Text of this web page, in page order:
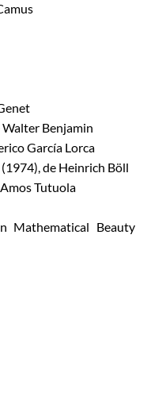
Walter Benjamin
García Lorca
de Heinrich Böll
Tutuola
Mathematical Beauty